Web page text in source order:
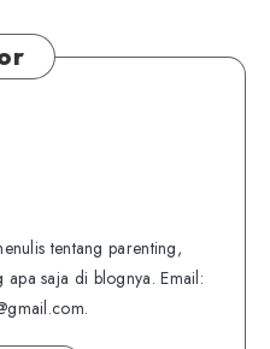
tentang parenting,
saja di blognya. Email: